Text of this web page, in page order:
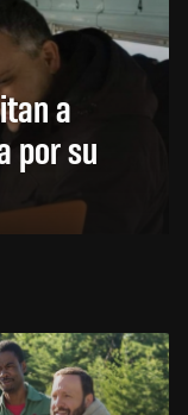
a
por su